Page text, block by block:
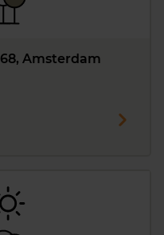
Amsterdam